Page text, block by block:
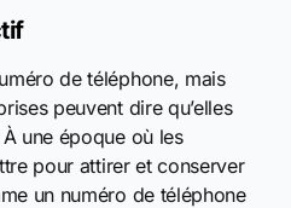
de téléphone, mais
peuvent dire qu’elles
une époque où les
pour attirer et conserver
un numéro de téléphone